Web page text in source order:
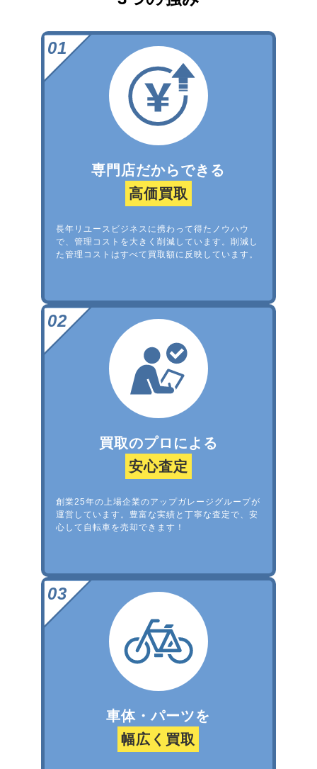
専門店だからできる
高価買取
長年リユースビジネスに携わって得たノウハウ
で、管理コストを大きく削減しています。削減し
た管理コストはすべて買取額に反映しています。
買取のプロによる
安心査定
創業25年の上場企業のアップガレージグループが
運営しています。豊富な実績と丁寧な査定で、安
心して自転車を売却できます！
車体・パーツを
幅広く買取